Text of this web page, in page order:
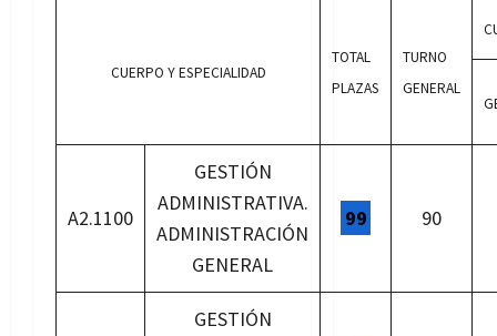
CUERPO Y ESPECIALIDAD
TOTAL
PLAZAS
TURNO
GENERAL
A2.1100
GESTIÓN
ADMINISTRATIVA.
ADMINISTRACIÓN
GENERAL
99 90
GESTIÓN